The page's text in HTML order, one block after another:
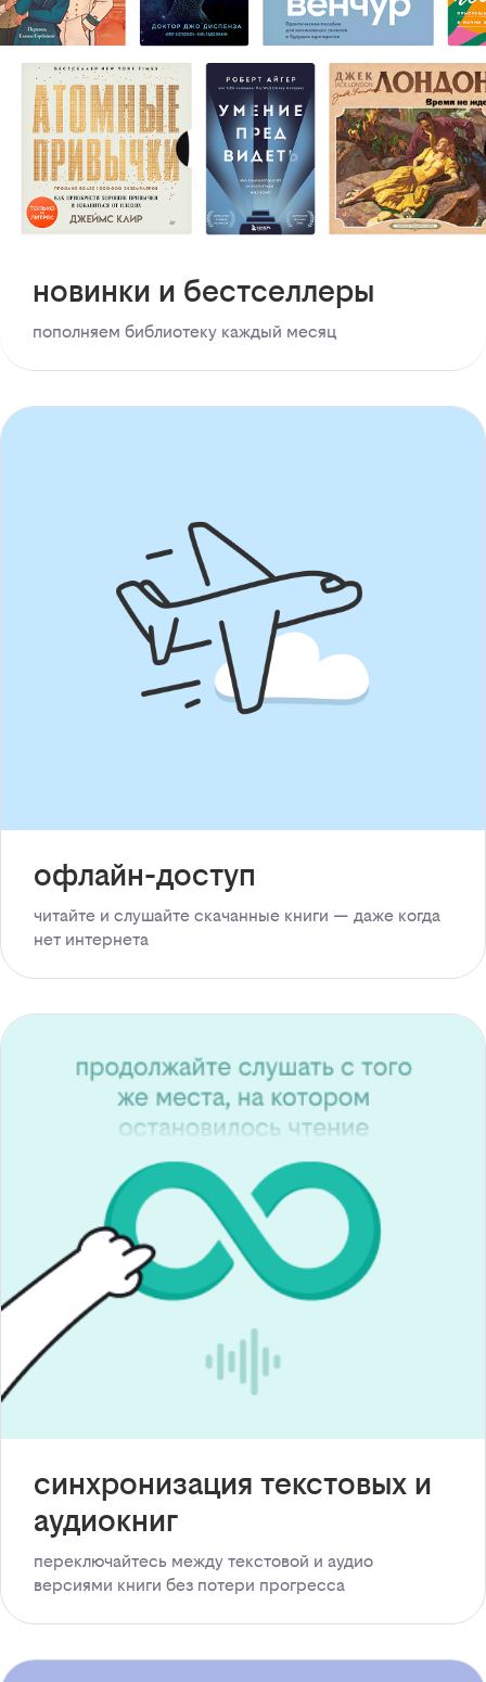
новинки и бестселлеры
пополняем библиотеку каждый месяц
офлайн-доступ
читайте и слушайте скачанные книги — даже когда
нет интернета
синхронизация текстовых и
аудиокниг
переключайтесь между текстовой и аудио
версиями книги без потери прогресса